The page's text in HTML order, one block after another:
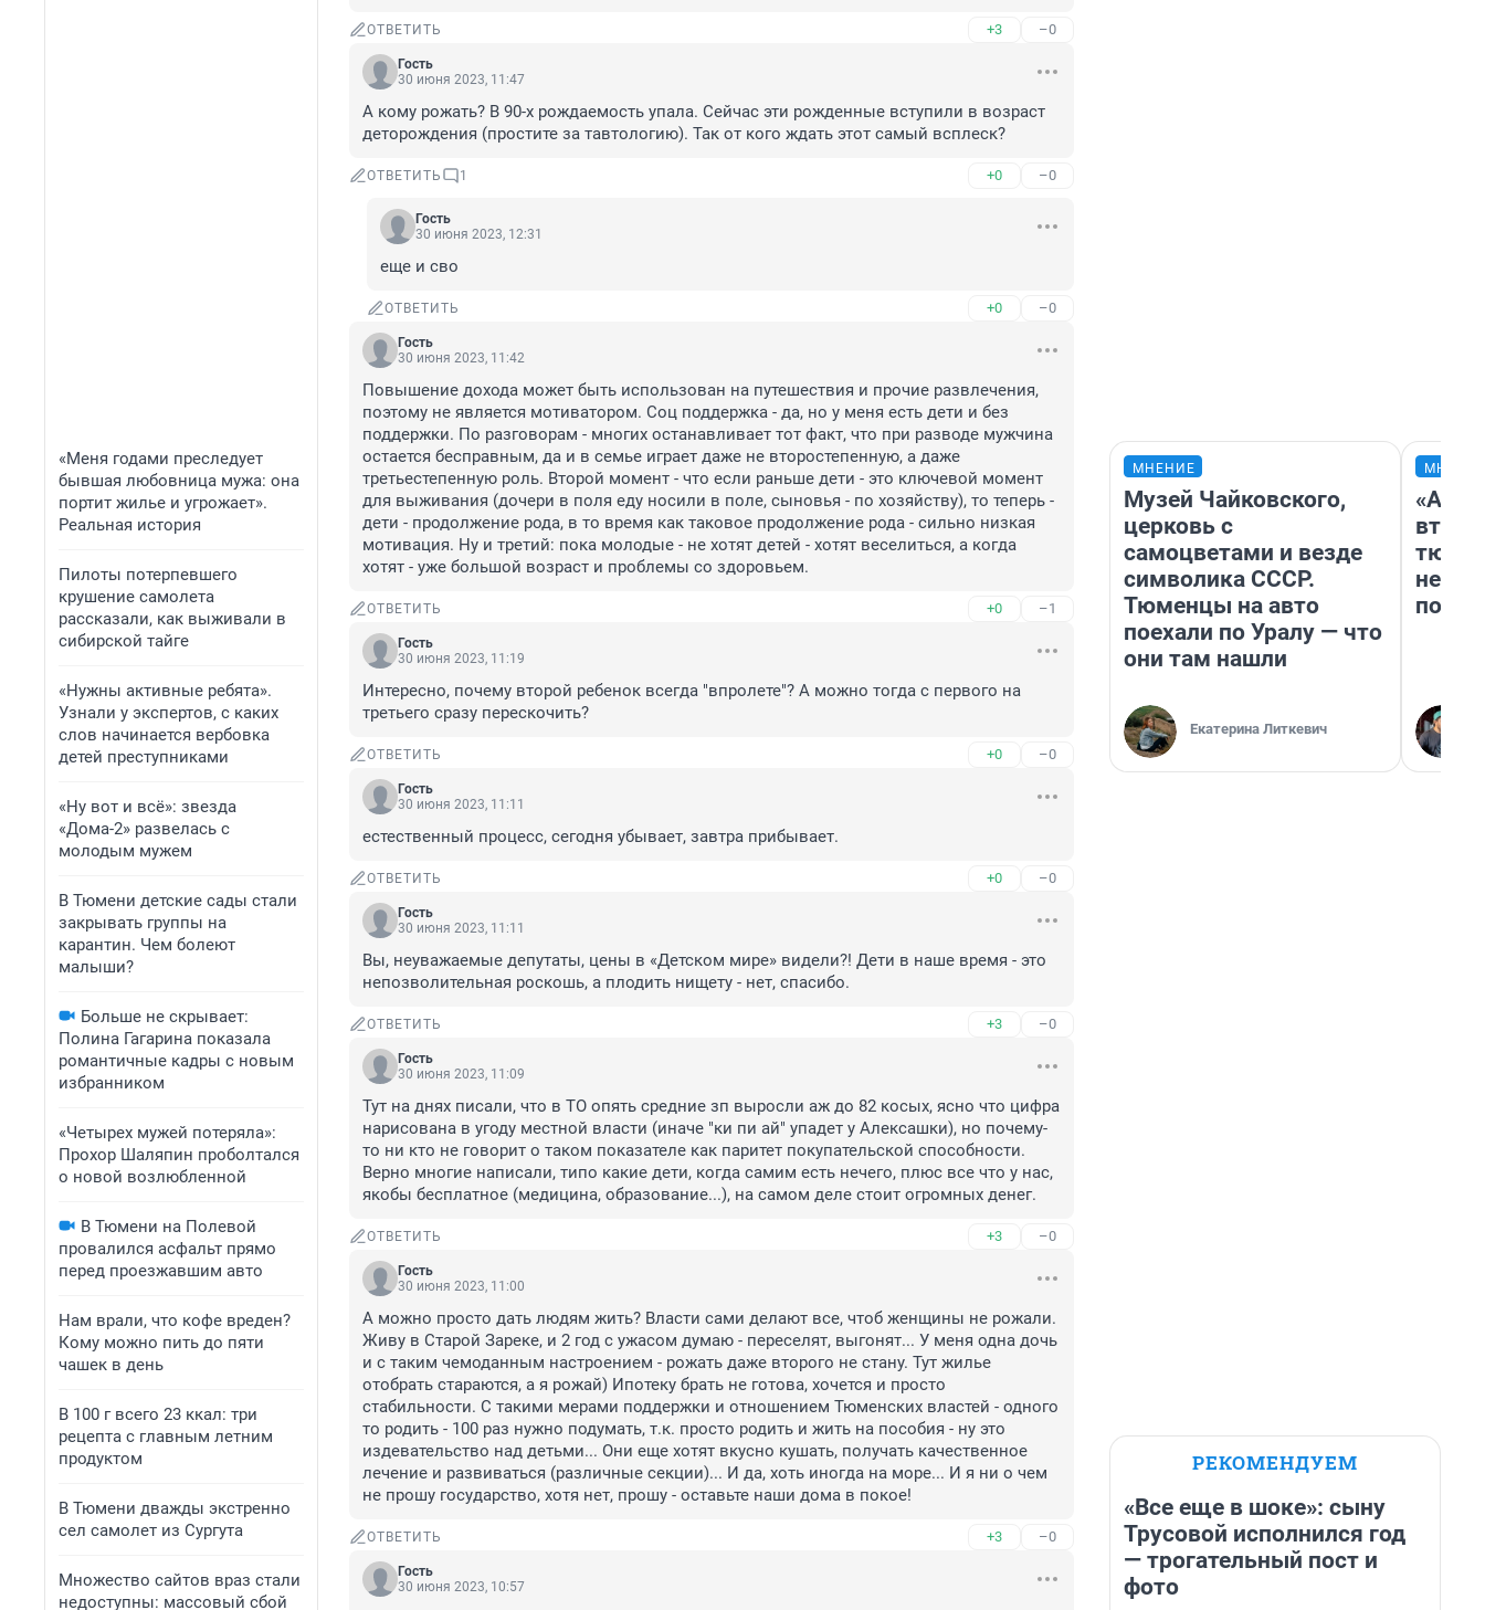
«Меня годами преследует
бывшая любовница мужа: она
портит жилье и угрожает».
Реальная история
Пилоты потерпевшего
крушение самолета
рассказали, как выживали в
сибирской тайге
«Нужны активные ребята».
Узнали у экспертов, с каких
слов начинается вербовка
детей преступниками
«Ну вот и всё»: звезда
«Дома-2» развелась с
молодым мужем
В Тюмени детские сады стали
закрывать группы на
карантин. Чем болеют
малыши?
Больше не скрывает:
Полина Гагарина показала
романтичные кадры с новым
избранником
«Четырех мужей потеряла»:
Прохор Шаляпин проболтался
о новой возлюбленной
В Тюмени на Полевой
провалился асфальт прямо
перед проезжавшим авто
Нам врали, что кофе вреден?
Кому можно пить до пяти
чашек в день
В 100 г всего 23 ккал: три
рецепта с главным летним
продуктом
В Тюмени дважды экстренно
сел самолет из Сургута
Множество сайтов враз стали
недоступны: массовый сбой
ОТВЕТИТЬ +3 –0
Гость
30 июня 2023, 11:47
А кому рожать? В 90-х рождаемость упала. Сейчас эти рожденные вступили в возраст
деторождения (простите за тавтологию). Так от кого ждать этот самый всплеск?
ОТВЕТИТЬ 1 +0 –0
Гость
30 июня 2023, 12:31
еще и сво
ОТВЕТИТЬ +0 –0
Гость
30 июня 2023, 11:42
Повышение дохода может быть использован на путешествия и прочие развлечения,
поэтому не является мотиватором. Соц поддержка - да, но у меня есть дети и без
поддержки. По разговорам - многих останавливает тот факт, что при разводе мужчина
остается бесправным, да и в семье играет даже не второстепенную, а даже
третьестепенную роль. Второй момент - что если раньше дети - это ключевой момент
для выживания (дочери в поля еду носили в поле, сыновья - по хозяйству), то теперь -
дети - продолжение рода, в то время как таковое продолжение рода - сильно низкая
мотивация. Ну и третий: пока молодые - не хотят детей - хотят веселиться, а когда
хотят - уже большой возраст и проблемы со здоровьем.
ОТВЕТИТЬ +0 –1
Гость
30 июня 2023, 11:19
Интересно, почему второй ребенок всегда "впролете"? А можно тогда с первого на
третьего сразу перескочить?
ОТВЕТИТЬ +0 –0
Гость
30 июня 2023, 11:11
естественный процесс, сегодня убывает, завтра прибывает.
ОТВЕТИТЬ +0 –0
Гость
30 июня 2023, 11:11
Вы, неуважаемые депутаты, цены в «Детском мире» видели?! Дети в наше время - это
непозволительная роскошь, а плодить нищету - нет, спасибо.
ОТВЕТИТЬ +3 –0
Гость
30 июня 2023, 11:09
Тут на днях писали, что в ТО опять средние зп выросли аж до 82 косых, ясно что цифра
нарисована в угоду местной власти (иначе "ки пи ай" упадет у Алексашки), но почему-
то ни кто не говорит о таком показателе как паритет покупательской способности.
Верно многие написали, типо какие дети, когда самим есть нечего, плюс все что у нас,
якобы бесплатное (медицина, образование...), на самом деле стоит огромных денег.
ОТВЕТИТЬ +3 –0
Гость
30 июня 2023, 11:00
А можно просто дать людям жить? Власти сами делают все, чтоб женщины не рожали.
Живу в Старой Зареке, и 2 год с ужасом думаю - переселят, выгонят... У меня одна дочь
и с таким чемоданным настроением - рожать даже второго не стану. Тут жилье
отобрать стараются, а я рожай) Ипотеку брать не готова, хочется и просто
стабильности. С такими мерами поддержки и отношением Тюменских властей - одного
то родить - 100 раз нужно подумать, т.к. просто родить и жить на пособия - ну это
издевательство над детьми... Они еще хотят вкусно кушать, получать качественное
лечение и развиваться (различные секции)... И да, хоть иногда на море... И я ни о чем
не прошу государство, хотя нет, прошу - оставьте наши дома в покое!
ОТВЕТИТЬ +3 –0
Гость
30 июня 2023, 10:57
МНЕНИЕ
Музей Чайковского,
церковь с
самоцветами и везде
символика СССР.
Тюменцы на авто
поехали по Уралу — что
они там нашли
Екатерина Литкевич
РЕКОМЕНДУЕМ
«Все еще в шоке»: сыну
Трусовой исполнился год
— трогательный пост и
фото